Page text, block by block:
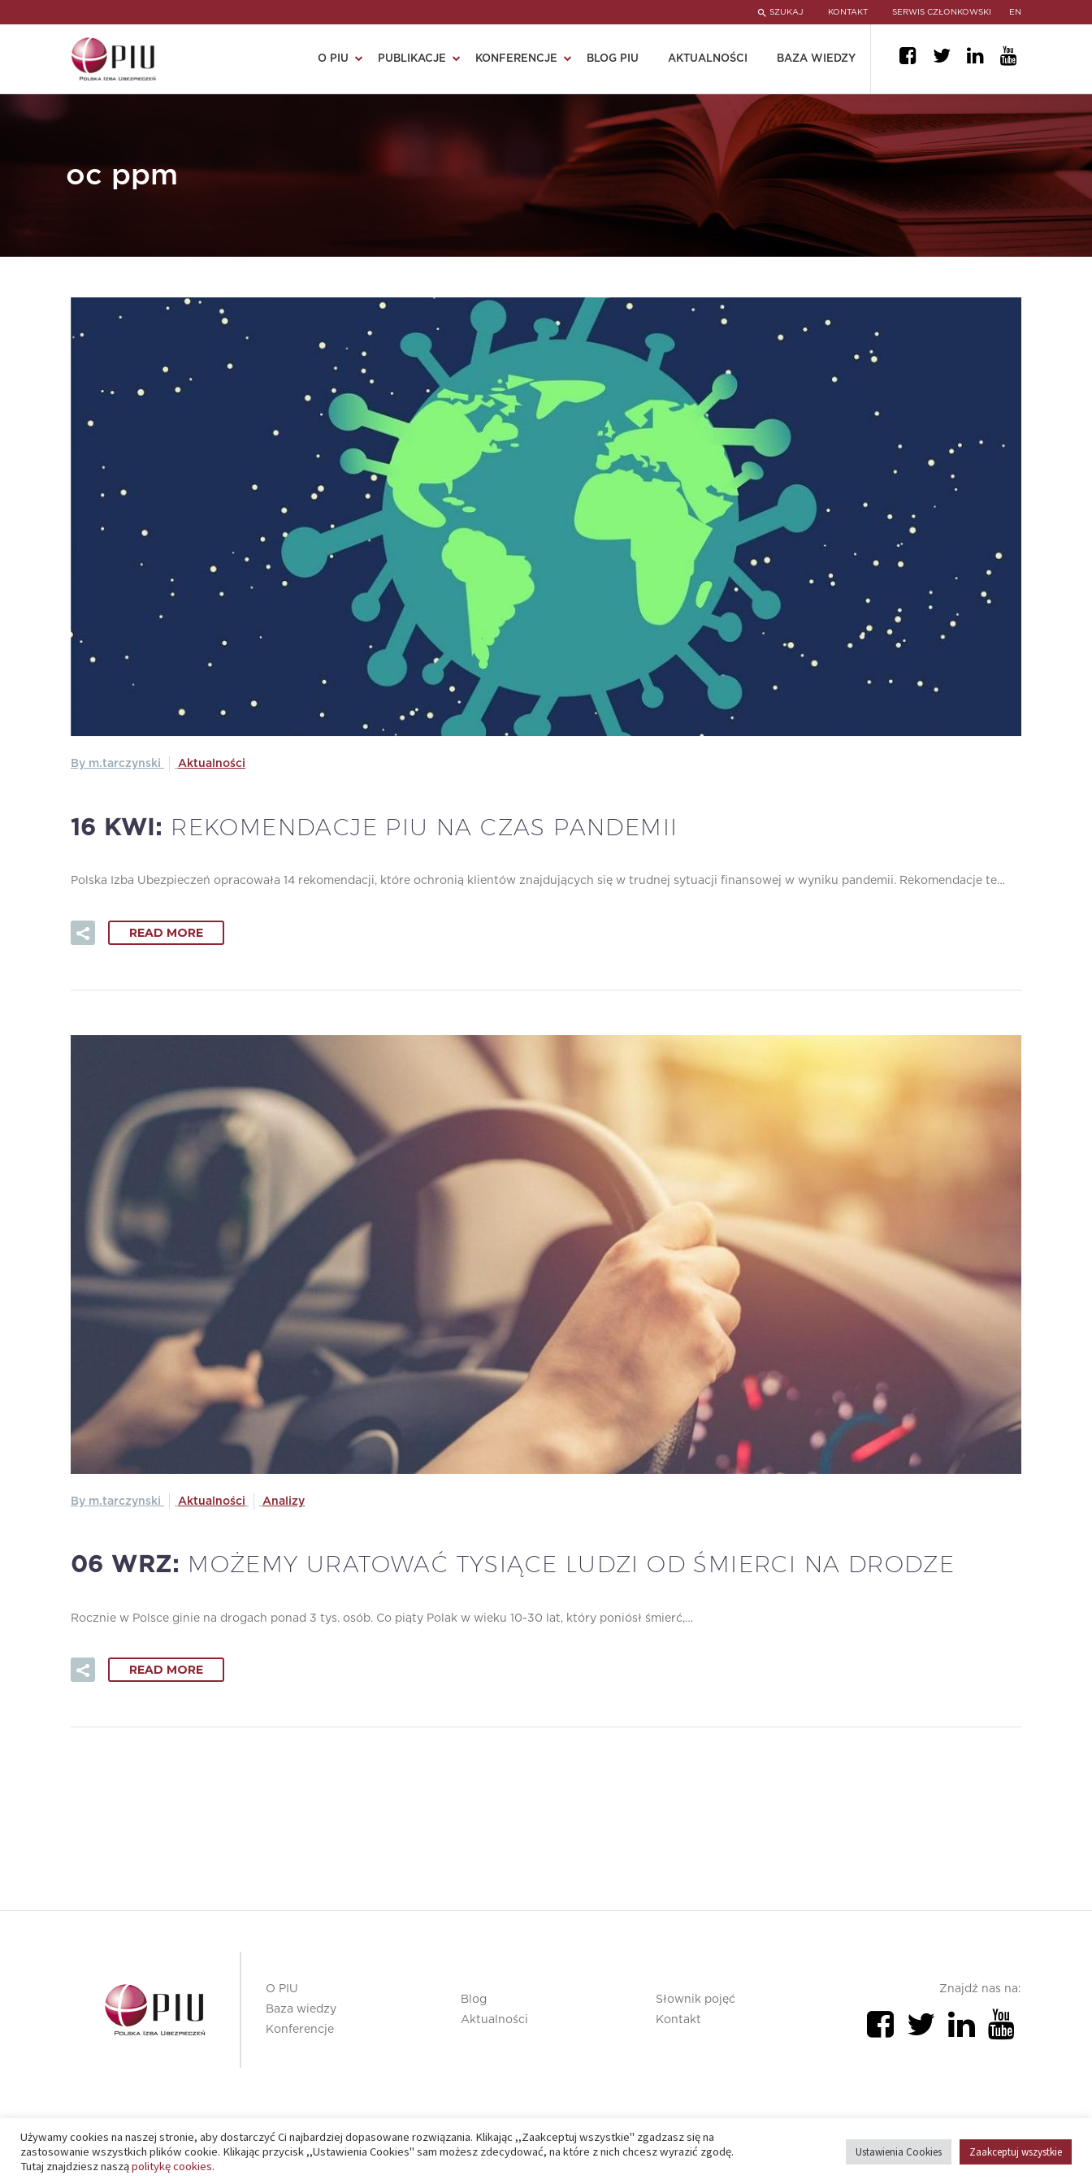
SZUKAJ KONTAKT SERWIS CZŁONKOWSKI EN
O PIU PUBLIKACJE KONFERENCJE BLOG PIU AKTUALNOŚCI BAZA WIEDZY
oc ppm
By m.tarczynski Aktualności
16 KWI: REKOMENDACJE PIU NA CZAS PANDEMII
Polska Izba Ubezpieczeń opracowała 14 rekomendacji, które ochronią klientów znajdujących się w trudnej sytuacji finansowej w wyniku pandemii. Rekomendacje te…
READ MORE
By m.tarczynski Aktualności Analizy
06 WRZ: MOŻEMY URATOWAĆ TYSIĄCE LUDZI OD ŚMIERCI NA DRODZE
Rocznie w Polsce ginie na drogach ponad 3 tys. osób. Co piąty Polak w wieku 10-30 lat, który poniósł śmierć,…
READ MORE
O PIU
Baza wiedzy
Konferencje
Blog
Aktualności
Słownik pojęć
Kontakt
Znajdź nas na:
PIU 2020 © All right reserved Polityka prywatności Polityka cookies
Używamy cookies na naszej stronie, aby dostarczyć Ci najbardziej dopasowane rozwiązania. Klikając ,,Zaakceptuj wszystkie" zgadzasz się na
zastosowanie wszystkich plików cookie. Klikając przycisk ,,Ustawienia Cookies" sam możesz zdecydować, na które z nich chcesz wyrazić zgodę.
Tutaj znajdziesz nasząpolitykę cookies.
Ustawienia Cookies Zaakceptuj wszystkie